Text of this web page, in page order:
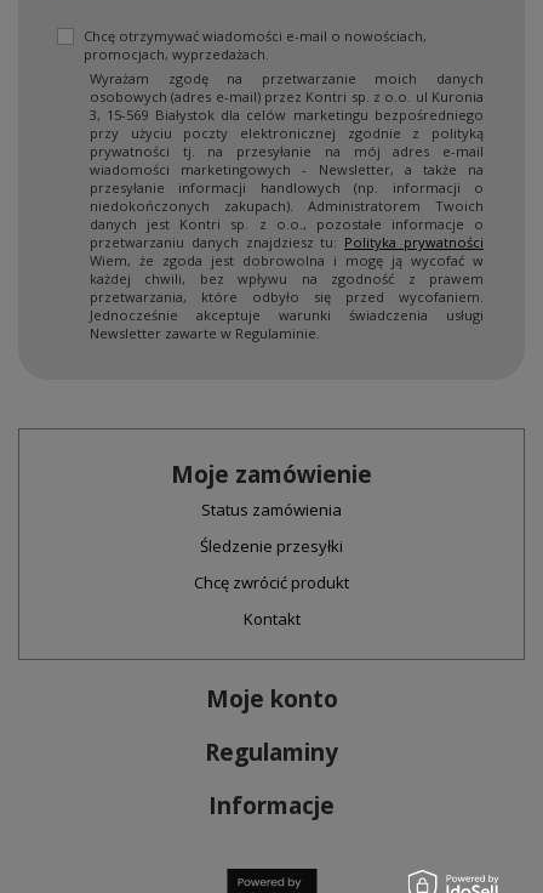
Chcę otrzymywać wiadomości e-mail o nowościach,
promocjach, wyprzedażach.
Wyrażam zgodę na przetwarzanie moich danych
osobowych (adres e-mail) przez Kontri sp. z o.o. ul Kuronia
3, 15-569 Białystok dla celów marketingu bezpośredniego
przy użyciu poczty elektronicznej zgodnie z polityką
prywatności tj. na przesyłanie na mój adres e-mail
wiadomości marketingowych - Newsletter, a także na
przesyłanie informacji handlowych (np. informacji o
niedokończonych zakupach). Administratorem Twoich
danych jest Kontri sp. z o.o., pozostałe informacje o
przetwarzaniu danych znajdziesz tu: Polityka prywatności
Wiem, że zgoda jest dobrowolna i mogę ją wycofać w
każdej chwili, bez wpływu na zgodność z prawem
przetwarzania, które odbyło się przed wycofaniem.
Jednocześnie akceptuje warunki świadczenia usługi
Newsletter zawarte w Regulaminie.
Moje zamówienie
Status zamówienia
Śledzenie przesyłki
Chcę zwrócić produkt
Kontakt
Moje konto
Regulaminy
Informacje